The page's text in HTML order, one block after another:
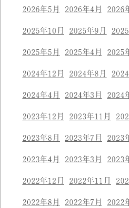
2026年5月 2026年4月 2026
2025年10月 2025年9月
2025年5月 2025年4月 2025
2024年12月 2024年8月
2024年4月 2024年3月 2024
2023年12月 2023年11月
2023年8月 2023年7月 2023
2023年4月 2023年3月 2023
2022年12月 2022年11月
2022年8月 2022年7月 2022